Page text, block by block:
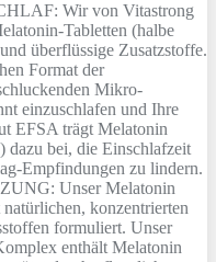
Wir von Vitastrong
Tabletten (halbe
überflüssige Zusatzstoffe.
Format der
Mikro-
einzuschlafen und Ihre
EFSA trägt Melatonin
dazu bei, die Einschlafzeit
Empfindungen zu lindern.
Unser Melatonin
konzentrierten
formuliert. Unser
enthält Melatonin